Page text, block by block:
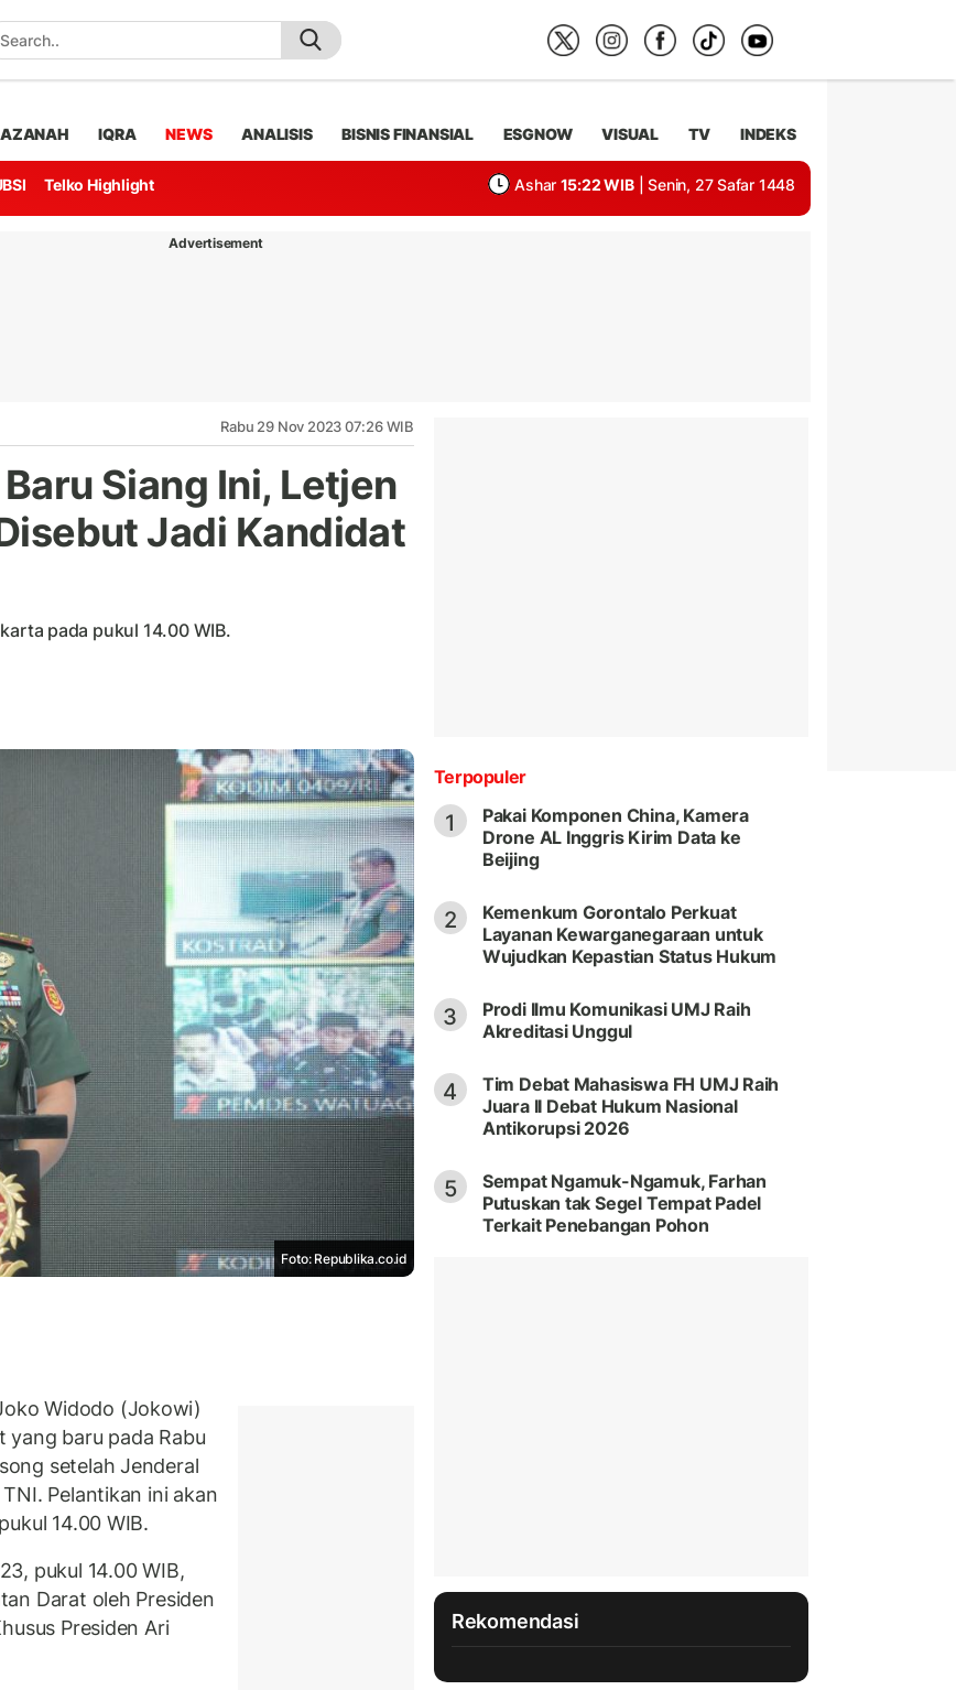
IQRA NEWS ANALISIS BISNIS FINANSIAL ESGNOW VISUAL TV INDEKS
Telko Highlight Ashar 15:22 WIB | Senin, 27 Safar 1448
Advertisement
Rabu 29 Nov 2023 07:26 WIB
Siang Ini, Letjen
Jadi Kandidat
pada pukul 14.00 WIB.
Foto: Republika.co.id
Widodo (Jokowi)
yang baru pada Rabu
setelah Jenderal
Pelantikan ini akan
14.00 WIB.
pukul 14.00 WIB,
Darat oleh Presiden
Presiden Ari
Terpopuler
1
Pakai Komponen China, Kamera
Drone AL Inggris Kirim Data ke
Beijing
2
Kemenkum Gorontalo Perkuat
Layanan Kewarganegaraan untuk
Wujudkan Kepastian Status Hukum
3
Prodi Ilmu Komunikasi UMJ Raih
Akreditasi Unggul
4
Tim Debat Mahasiswa FH UMJ Raih
Juara II Debat Hukum Nasional
Antikorupsi 2026
5
Sempat Ngamuk-Ngamuk, Farhan
Putuskan tak Segel Tempat Padel
Terkait Penebangan Pohon
Rekomendasi